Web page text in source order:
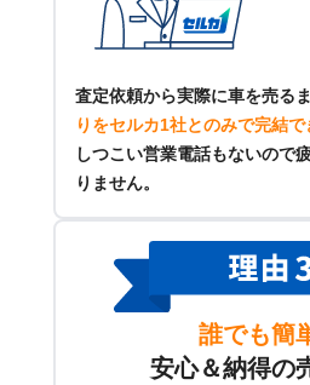
査定依頼から実際に車を売るま
りをセルカ1社とのみで完結で
しつこい営業電話もないので
りません。
誰でも簡
安心＆納得の